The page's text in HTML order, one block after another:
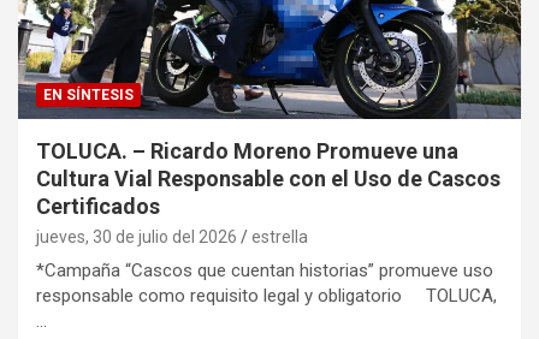
EN SÍNTESIS
TOLUCA. – Ricardo Moreno Promueve una
Cultura Vial Responsable con el Uso de Cascos
Certificados
jueves, 30 de julio del 2026 estrella
*Campaña “Cascos que cuentan historias” promueve uso
responsable como requisito legal y obligatorio TOLUCA,
…